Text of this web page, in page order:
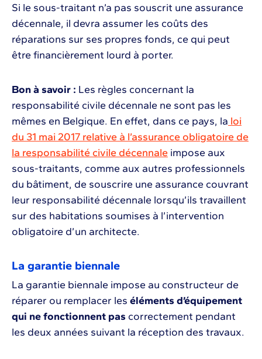
Si le sous-traitant n’a pas souscrit une assurance
décennale, il devra assumer les coûts des
réparations sur ses propres fonds, ce qui peut
être financièrement lourd à porter.
Bon à savoir : Les règles concernant la
responsabilité civile décennale ne sont pas les
mêmes en Belgique. En effet, dans ce pays, la loi
du 31 mai 2017 relative à l’assurance obligatoire de
la responsabilité civile décennale impose aux
sous-traitants, comme aux autres professionnels
du bâtiment, de souscrire une assurance couvrant
leur responsabilité décennale lorsqu’ils travaillent
sur des habitations soumises à l’intervention
obligatoire d’un architecte.
La garantie biennale
La garantie biennale impose au constructeur de
réparer ou remplacer les éléments d’équipement
qui ne fonctionnent pas correctement pendant
les deux années suivant la réception des travaux.